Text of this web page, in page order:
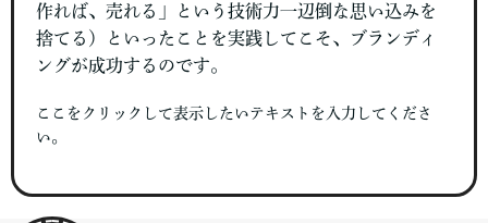
作れば、売れる」という技術力一辺倒な思い込みを
捨てる）といったことを実践してこそ、ブランディ
ングが成功するのです。
ここをクリックして表示したいテキストを入力してくださ
い。